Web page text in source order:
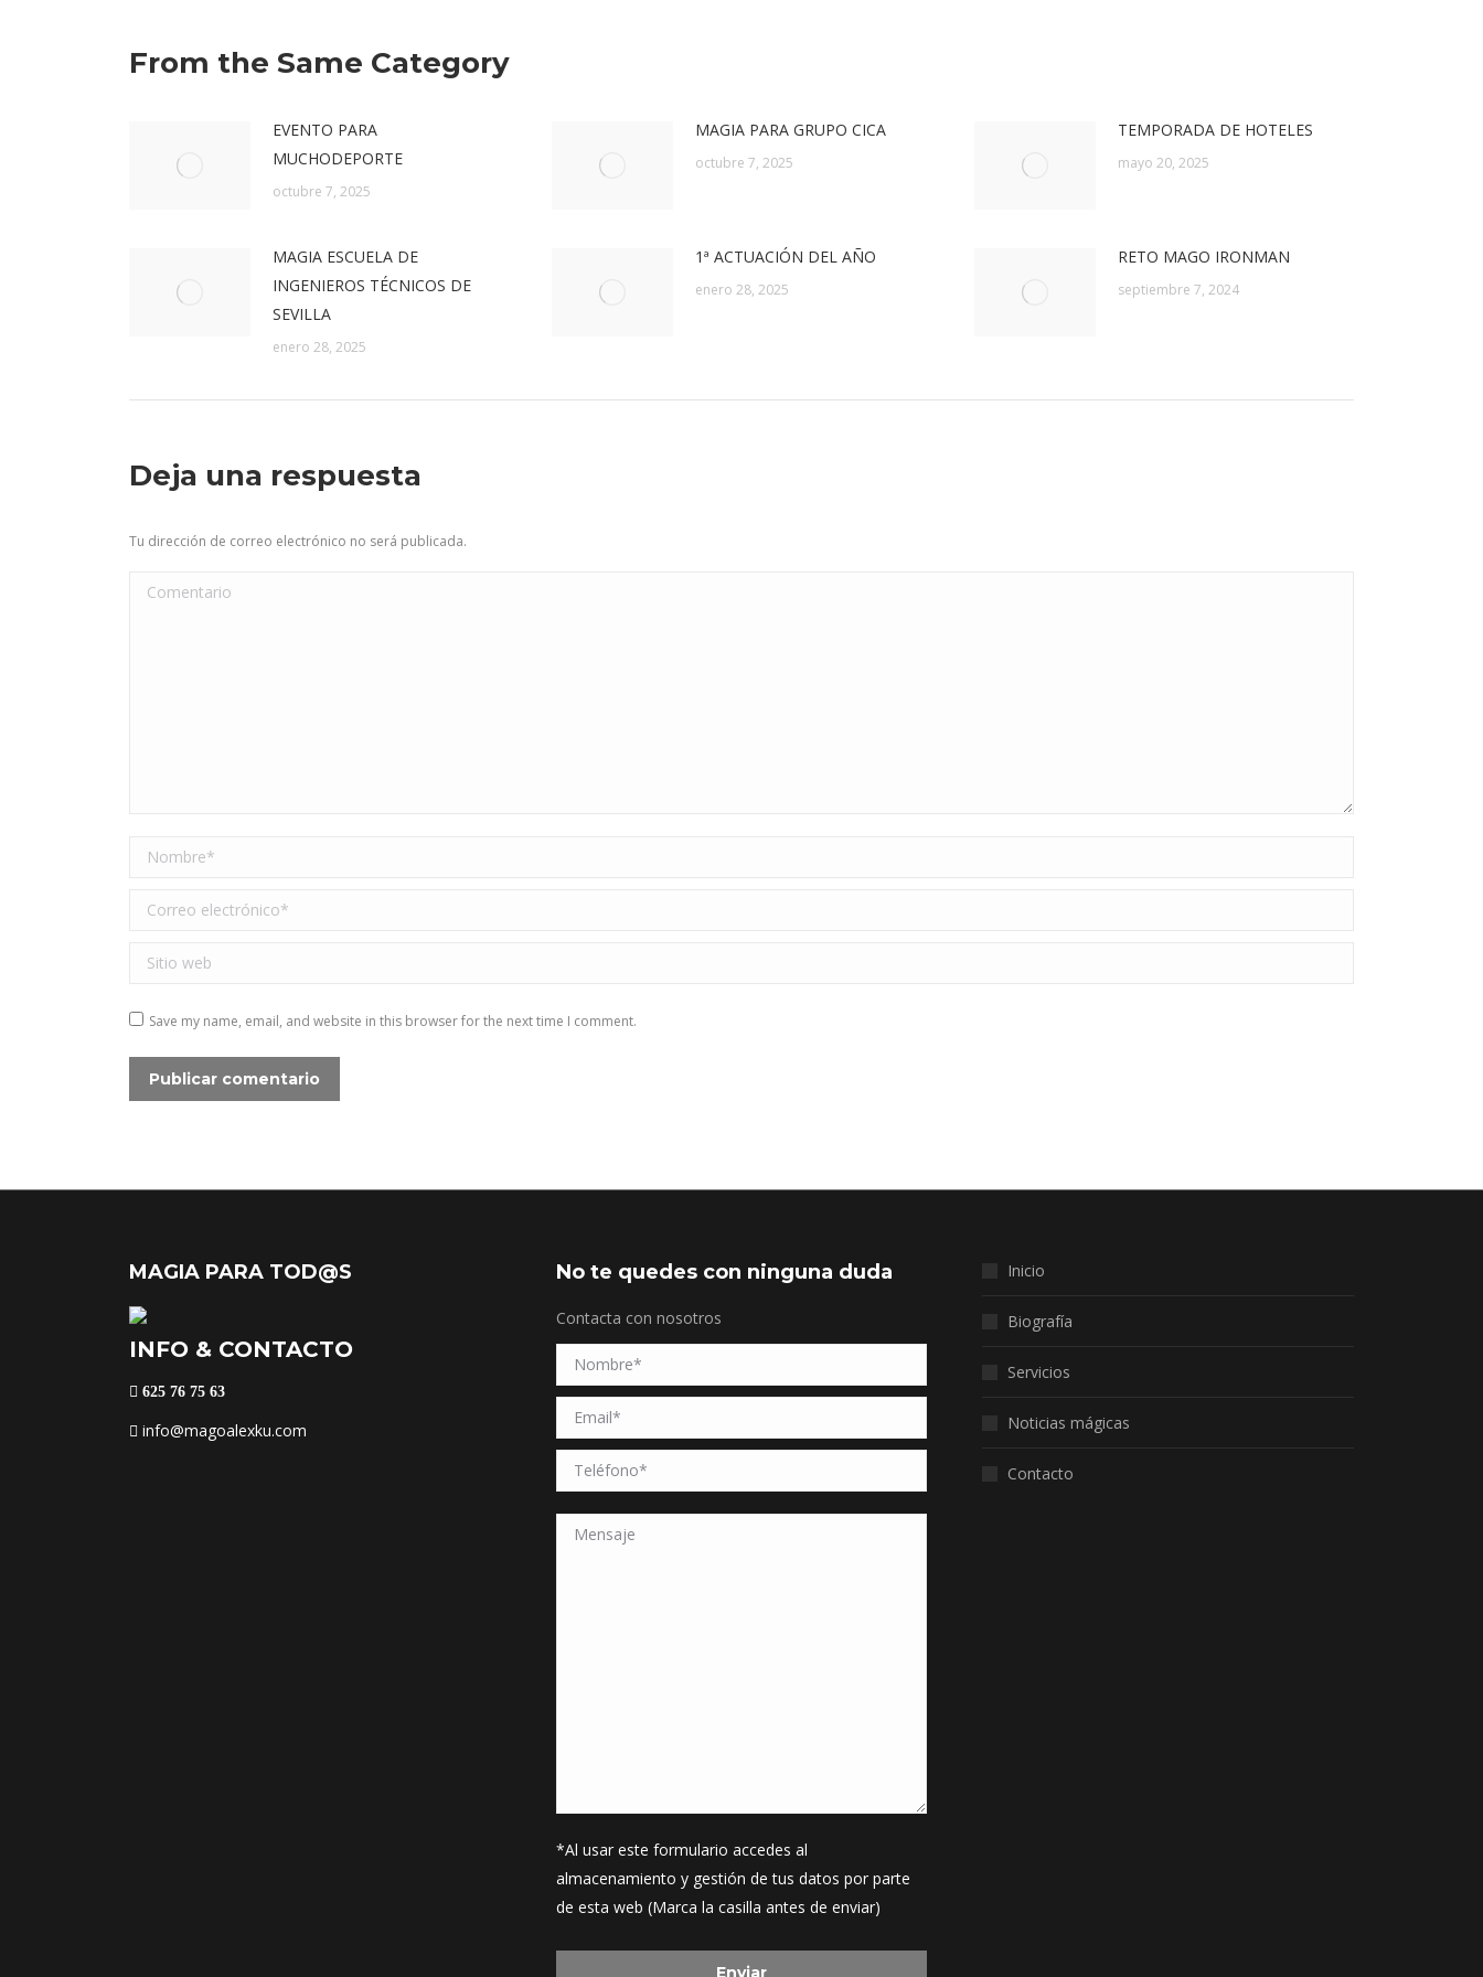
From the Same Category
EVENTO PARA
MUCHODEPORTE
octubre 7, 2025
MAGIA PARA GRUPO CICA
octubre 7, 2025
TEMPORADA DE HOTELES
mayo 20, 2025
MAGIA ESCUELA DE
INGENIEROS TÉCNICOS DE
SEVILLA
enero 28, 2025
1ª ACTUACIÓN DEL AÑO
enero 28, 2025
RETO MAGO IRONMAN
septiembre 7, 2024
Deja una respuesta
Tu dirección de correo electrónico no será publicada.
Comentario
Nombre *
Correo electrónico *
Sitio web
Save my name, email, and website in this browser for the next time I comment.
Publicar comentario
MAGIA PARA TOD@S
INFO & CONTACTO
625 76 75 63
info@magoalexku.com
No te quedes con ninguna duda
Contacta con nosotros
*Al usar este formulario accedes al
almacenamiento y gestión de tus datos por parte
de esta web (Marca la casilla antes de enviar)
Inicio
Biografía
Servicios
Noticias mágicas
Contacto